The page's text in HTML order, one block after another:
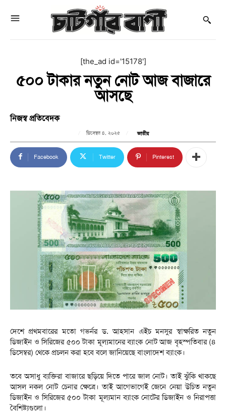
[the_ad id='15178']
৫০০ টাকার নতুন নোট আজ বাজারে
আসছে
নিজস্ব প্রতিবেদক
ডিসেম্বর ৪, ২০২৫ জাতীয়
Facebook Twitter Pinterest
দেশে প্রথমবারের মতো গভর্নর ড. আহসান এইচ মনসুর স্বাক্ষরিত নতুন
ডিজাইন ও সিরিজের ৫০০ টাকা মূল্যমানের ব্যাংক নোট আজ বৃহস্পতিবার (৪
ডিসেম্বর) থেকে প্রচলন করা হবে বলে জানিয়েছে বাংলাদেশ ব্যাংক।
তবে অসাধু ব্যক্তিরা বাজারে ছড়িয়ে দিতে পারে জাল নোট। তাই ঝুঁকি থাকছে
আসল নকল নোট চেনার ক্ষেত্রে। তাই আগেভাগেই জেনে নেয়া উচিত নতুন
ডিজাইন ও সিরিজের ৫০০ টাকা মূল্যমান ব্যাংক নোটের ডিজাইন ও নিরাপত্তা
বৈশিষ্ট্যগুলো।